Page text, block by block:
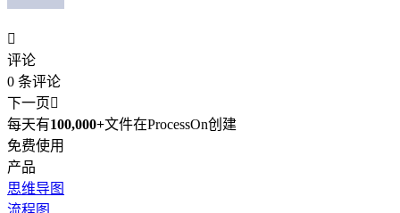

评论
0 条评论
下一页
每天有100,000+文件在ProcessOn创建
免费使用
产品
思维导图
流程图